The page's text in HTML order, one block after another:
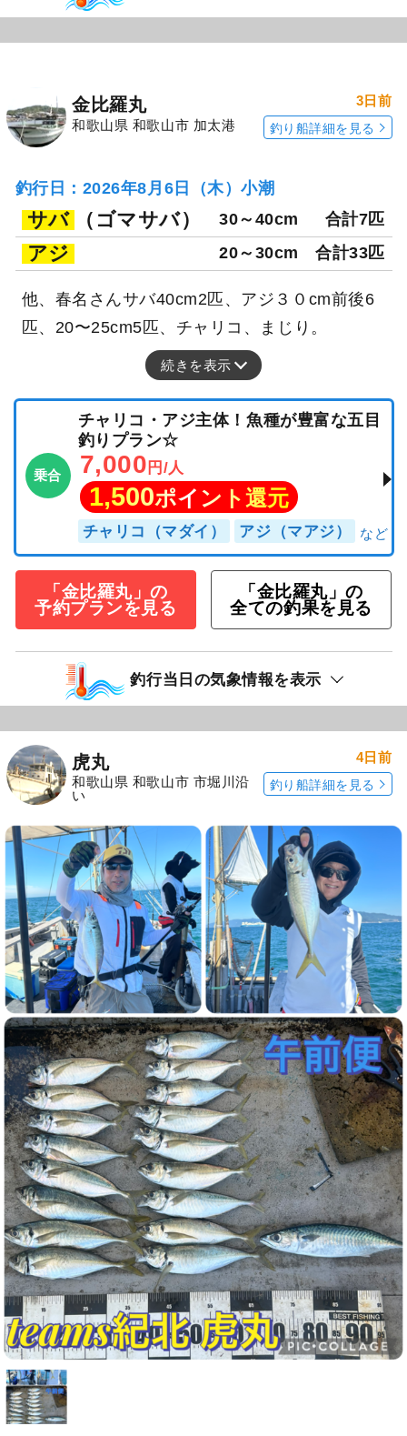
金比羅丸
和歌山県 和歌山市 加太港
3日前
釣り船詳細を見る
釣行日：2026年8月6日（木）小潮
サバ （ゴマサバ） 30～40cm 合計7匹
アジ 20～30cm 合計33匹
他、春名さんサバ40cm2匹、アジ３０cm前後6
匹、20〜25cm5匹、チャリコ、まじり。
続きを表示
乗合
チャリコ・アジ主体！魚種が豊富な五目
釣りプラン☆
7,000 円/人
1,500ポイント還元
チャリコ（マダイ） アジ（マアジ）
「金比羅丸」の
予約プランを見る
「金比羅丸」の
全ての釣果を見る
釣行当日の気象情報を表示
虎丸
和歌山県 和歌山市 市堀川沿
い
4日前
釣り船詳細を見る